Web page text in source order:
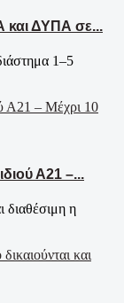
και ΔΥΠΑ σε...
1–5
Α21 –...
η